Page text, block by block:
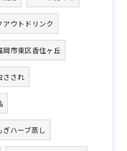
アウトドリンク
岡市東区香住ヶ丘
さされ
ぎハーブ蒸し